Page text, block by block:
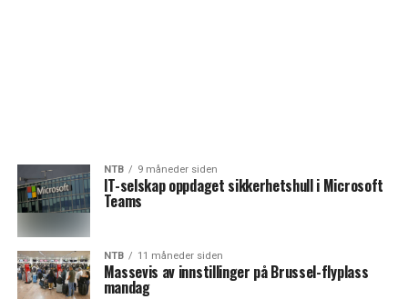
NTB 9 måneder siden
IT-selskap oppdaget sikkerhetshull i Microsoft
Teams
NTB 11 måneder siden
Massevis av innstillinger på Brussel-flyplass
mandag